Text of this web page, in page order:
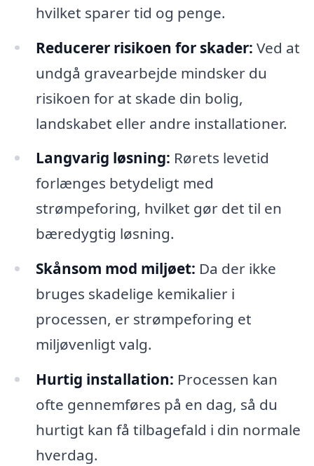
hvilket sparer tid og penge.
Reducerer risikoen for skader: Ved at
undgå gravearbejde mindsker du
risikoen for at skade din bolig,
landskabet eller andre installationer.
Langvarig løsning: Rørets levetid
forlænges betydeligt med
strømpeforing, hvilket gør det til en
bæredygtig løsning.
Skånsom mod miljøet: Da der ikke
bruges skadelige kemikalier i
processen, er strømpeforing et
miljøvenligt valg.
Hurtig installation: Processen kan
ofte gennemføres på en dag, så du
hurtigt kan få tilbagefald i din normale
hverdag.